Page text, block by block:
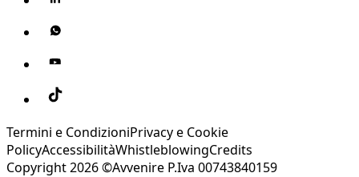
Termini e CondizioniPrivacy e Cookie
PolicyAccessibilitàWhistleblowingCredits
Copyright 2026 ©Avvenire P.Iva 00743840159